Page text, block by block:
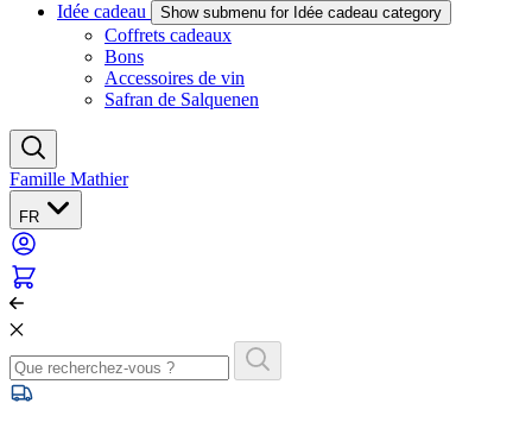
Idée cadeau
Show submenu for Idée cadeau category
Coffrets cadeaux
Bons
Accessoires de vin
Safran de Salquenen
Famille Mathier
FR